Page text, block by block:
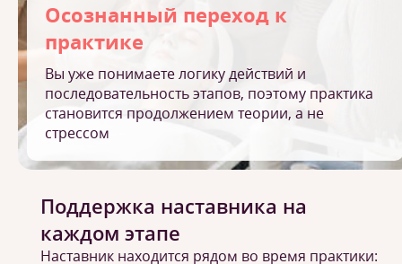
Осознанный переход к
практике
Вы уже понимаете логику действий и
последовательность этапов, поэтому практика
становится продолжением теории, а не
стрессом
Поддержка наставника на
каждом этапе
Наставник находится рядом во время практики: